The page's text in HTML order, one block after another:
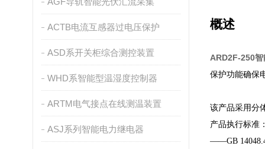
ACTB电流互感器过电压保护
ASD系开关柜综合测控装置
WHD系智能型温湿度控制器
ARTM电气接点在线测温装置
ASJ系列智能电力继电器
概述
ARD2F-250
保护功能确保
该产品采用分
产品执行标准
——GB